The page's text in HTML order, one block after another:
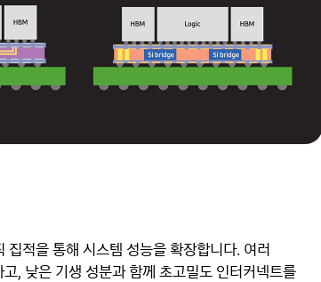
적을 통해 시스템 성능을 확장합니다. 여러
, 낮은 기생 성분과 함께 초고밀도 인터커넥트를